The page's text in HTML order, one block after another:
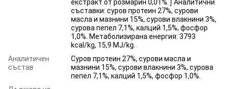
екстракт от розмарин 0,01%. ∫ Аналитични
съставки: суров протеин 27%, сурови
масла и мазнини 15%, сурови влакнини 3%,
сурова пепел 7,1%, калций 1,5%, фосфор
1,0%. Метаболизирана енергия: 3793
kcal/kg, 15,9 MJ/kg.
Аналитичен
състав
Суров протеин 27%, сурови масла и
мазнини 15%, сурови влакнини 3%, сурова
пепел 7,1%, калций 1,5%, фосфор 1,0%.